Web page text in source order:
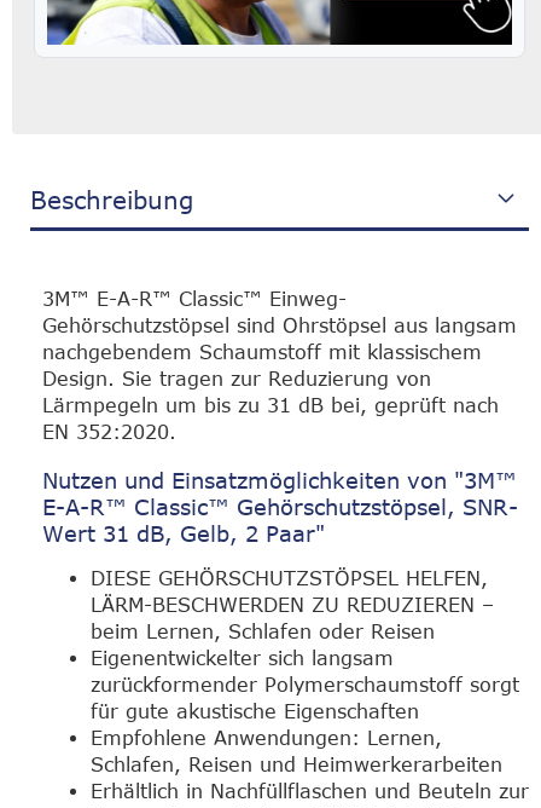
Beschreibung
3M™ E-A-R™ Classic™ Einweg-
Gehörschutzstöpsel sind Ohrstöpsel aus langsam
nachgebendem Schaumstoff mit klassischem
Design. Sie tragen zur Reduzierung von
Lärmpegeln um bis zu 31 dB bei, geprüft nach
EN 352:2020.
Nutzen und Einsatzmöglichkeiten von "3M™
E-A-R™ Classic™ Gehörschutzstöpsel, SNR-
Wert 31 dB, Gelb, 2 Paar"
DIESE GEHÖRSCHUTZSTÖPSEL HELFEN,
LÄRM-BESCHWERDEN ZU REDUZIEREN –
beim Lernen, Schlafen oder Reisen
Eigenentwickelter sich langsam
zurückformender Polymerschaumstoff sorgt
für gute akustische Eigenschaften
Empfohlene Anwendungen: Lernen,
Schlafen, Reisen und Heimwerkerarbeiten
Erhältlich in Nachfüllflaschen und Beuteln zur